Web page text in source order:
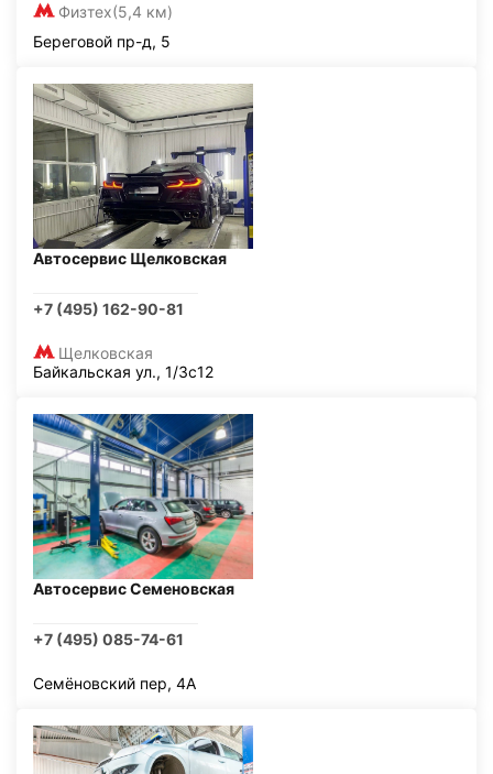
Физтех(5,4 км)
Береговой пр-д, 5
Автосервис Щелковская
+7 (495) 162-90-81
Щелковская
Байкальская ул., 1/3с12
Автосервис Семеновская
+7 (495) 085-74-61
Семёновский пер, 4А